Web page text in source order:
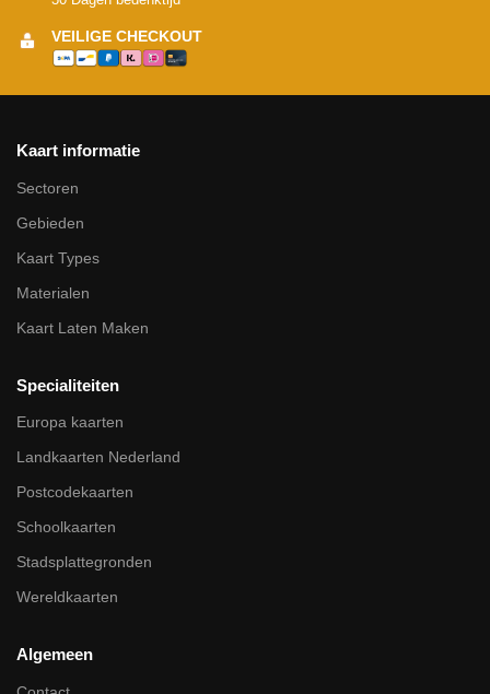
VEILIGE CHECKOUT
Kaart informatie
Sectoren
Gebieden
Kaart Types
Materialen
Kaart Laten Maken
Specialiteiten
Europa kaarten
Landkaarten Nederland
Postcodekaarten
Schoolkaarten
Stadsplattegronden
Wereldkaarten
Algemeen